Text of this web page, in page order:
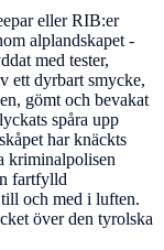
eller RIB:er
alplandskapet -
med tester,
ett dyrbart smycke,
gömt och bevakat
spåra upp
har knäckts
kriminalpolisen
fartfylld
till och med i luften.
över den tyrolska